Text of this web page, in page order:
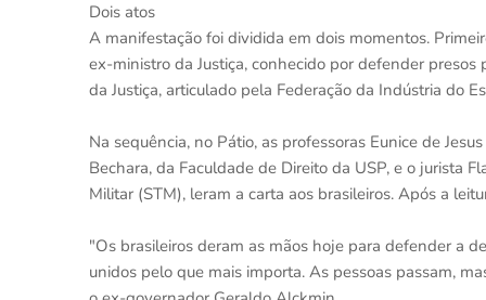
Dois atos
A manifestação foi dividida em dois momentos.
ex-ministro da Justiça, conhecido por defender
da Justiça, articulado pela Federação da Indústria do
Na sequência, no Pátio, as professoras Eunice de
Bechara, da Faculdade de Direito da USP, e o jurista
Militar (STM), leram a carta aos brasileiros. Após a
"Os brasileiros deram as mãos hoje para defender a
unidos pelo que mais importa. As pessoas passam,